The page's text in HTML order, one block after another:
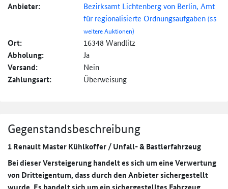
Anbieter:
Bezirksamt Lichtenberg von Berlin, Amt
für regionalisierte Ordnungsaufgaben(55
weitere Auktionen)
Ort: 16348 Wandlitz
Abholung: Ja
Versand: Nein
Zahlungsart: Überweisung
Gegenstandsbeschreibung
1 Renault Master Kühlkoffer / Unfall- & Bastlerfahrzeug
Bei dieser Versteigerung handelt es sich um eine Verwertung
von Dritteigentum, dass durch den Anbieter sichergestellt